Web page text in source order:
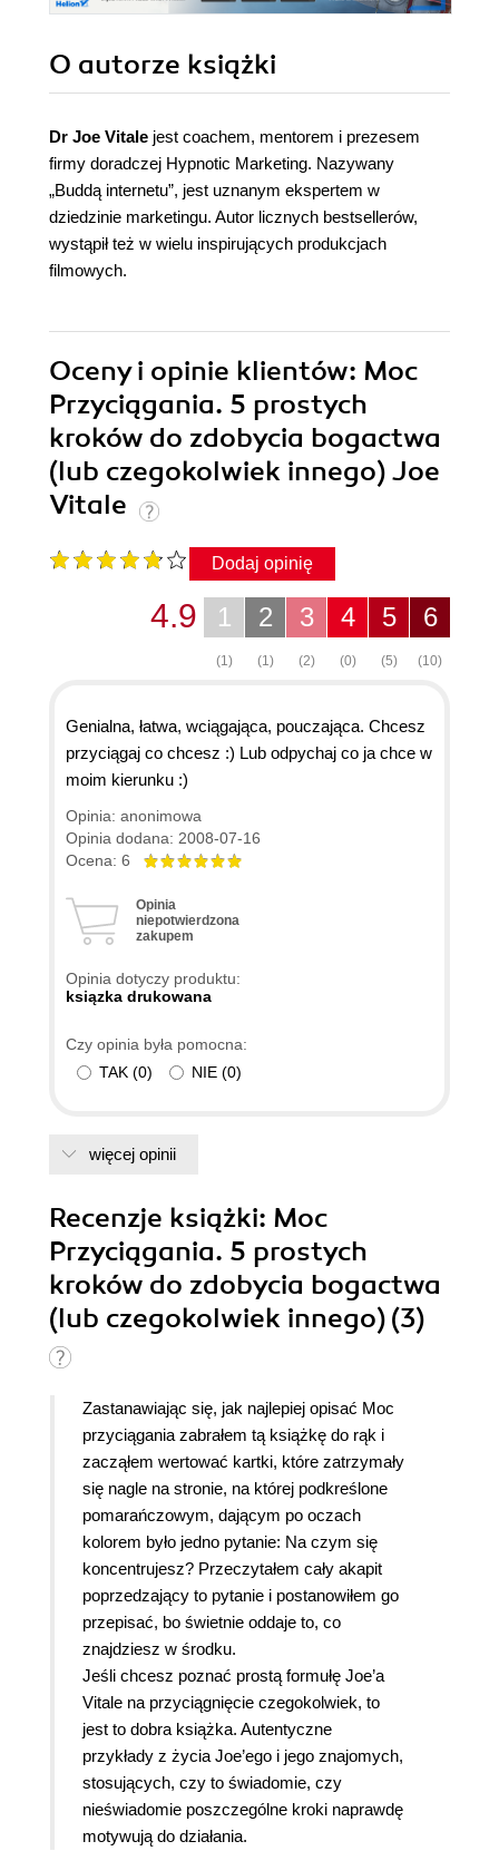
O autorze książki
Dr Joe Vitale jest coachem, mentorem i prezesem
firmy doradczej Hypnotic Marketing. Nazywany
„Buddą internetu”, jest uznanym ekspertem w
dziedzinie marketingu. Autor licznych bestsellerów,
wystąpił też w wielu inspirujących produkcjach
filmowych.
Oceny i opinie klientów: Moc
Przyciągania. 5 prostych
kroków do zdobycia bogactwa
(lub czegokolwiek innego) Joe
Vitale
Dodaj opinię
6
(10)
5
(5)
4
(0)
3
(2)
2
(1)
1
(1)
4.9
Genialna, łatwa, wciągająca, pouczająca. Chcesz
przyciągaj co chcesz :) Lub odpychaj co ja chce w
moim kierunku :)
Opinia: anonimowa
Opinia dodana: 2008-07-16
Ocena: 6
Opinia
niepotwierdzona
zakupem
Opinia dotyczy produktu:
ksiązka drukowana
Czy opinia była pomocna:
TAK (0) NIE (0)
więcej opinii
Recenzje książki: Moc
Przyciągania. 5 prostych
kroków do zdobycia bogactwa
(lub czegokolwiek innego) (3)
Zastanawiając się, jak najlepiej opisać Moc
przyciągania zabrałem tą książkę do rąk i
zacząłem wertować kartki, które zatrzymały
się nagle na stronie, na której podkreślone
pomarańczowym, dającym po oczach
kolorem było jedno pytanie: Na czym się
koncentrujesz? Przeczytałem cały akapit
poprzedzający to pytanie i postanowiłem go
przepisać, bo świetnie oddaje to, co
znajdziesz w środku.
Jeśli chcesz poznać prostą formułę Joe’a
Vitale na przyciągnięcie czegokolwiek, to
jest to dobra książka. Autentyczne
przykłady z życia Joe’ego i jego znajomych,
stosujących, czy to świadomie, czy
nieświadomie poszczególne kroki naprawdę
motywują do działania.